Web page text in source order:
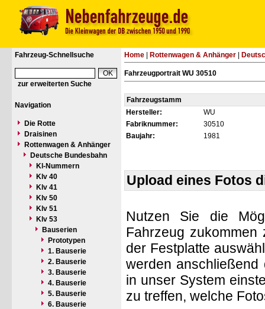
Fahrzeug-Schnellsuche
zur erweiterten Suche
Navigation
Die Rotte
Draisinen
Rottenwagen & Anhänger
Deutsche Bundesbahn
Kl-Nummern
Klv 40
Klv 41
Klv 50
Klv 51
Klv 53
Bauserien
Prototypen
1. Bauserie
2. Bauserie
3. Bauserie
4. Bauserie
5. Bauserie
6. Bauserie
Home Rottenwagen & Anhänger
Fahrzeugportrait WU 30510
Fahrzeugstamm
Hersteller:
WU
Fabriknummer:
30510
Baujahr:
1981
Upload eines Fotos
Nutzen Sie die
Fahrzeug
der Festplatte
werden anschließend
in unser System
zu treffen, welche